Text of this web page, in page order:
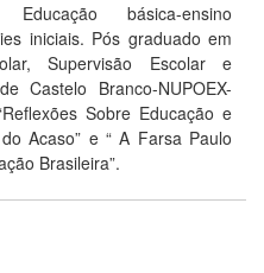
básica-ensino
iniciais. Pós graduado em
Supervisão Escolar e
Castelo Branco-NUPOEX-
Sobre Educação e
Acaso” e “ A Farsa Paulo
Brasileira”.